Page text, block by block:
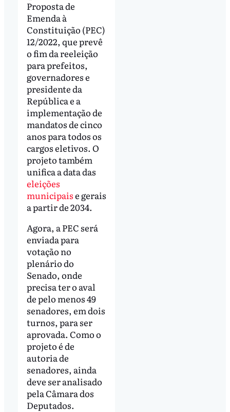
Proposta de
Emenda à
Constituição (PEC)
12/2022, que prevê
o fim da reeleição
para prefeitos,
governadores e
presidente da
República e a
implementação de
mandatos de cinco
anos para todos os
cargos eletivos. O
projeto também
unifica a data das
eleições
municipaise gerais
a partir de 2034.
Agora, a PEC será
enviada para
votação no
plenário do
Senado, onde
precisa ter o aval
de pelo menos 49
senadores, em dois
turnos, para ser
aprovada. Como o
projeto é de
autoria de
senadores, ainda
deve ser analisado
pela Câmara dos
Deputados.